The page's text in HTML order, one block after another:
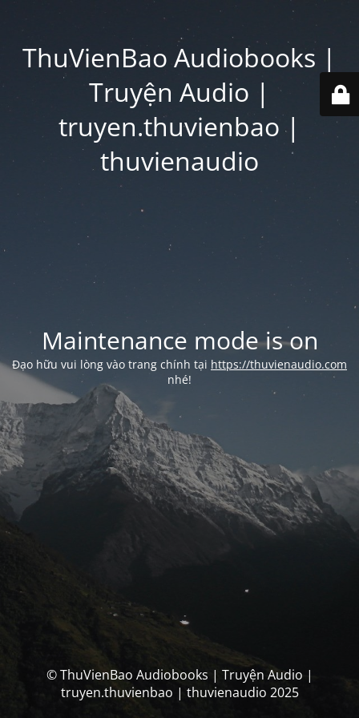
ThuVienBao Audiobooks |
Truyện Audio |
truyen.thuvienbao |
thuvienaudio
Maintenance mode is on
Đạo hữu vui lòng vào trang chính tại https://thuvienaudio.com
nhé!
© ThuVienBao Audiobooks | Truyện Audio |
truyen.thuvienbao | thuvienaudio 2025